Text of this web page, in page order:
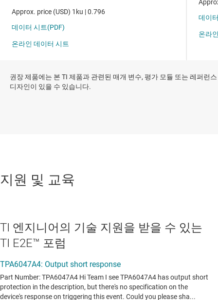
권장 제품에는 본 TI 제품과 관련된 매개 변수, 평가 모듈 또는 레퍼런스
디자인이 있을 수 있습니다.
지원 및 교육
TI 엔지니어의 기술 지원을 받을 수 있는
TI E2E™ 포럼